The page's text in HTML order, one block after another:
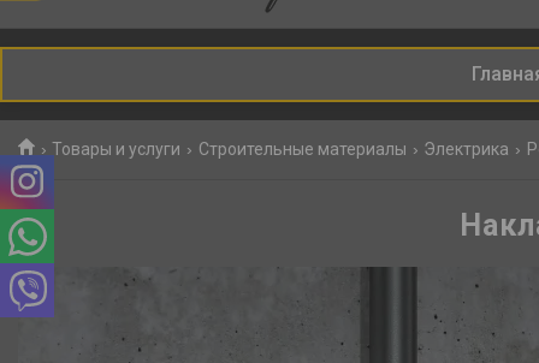
Товары и услуги Строительные материалы Электрика